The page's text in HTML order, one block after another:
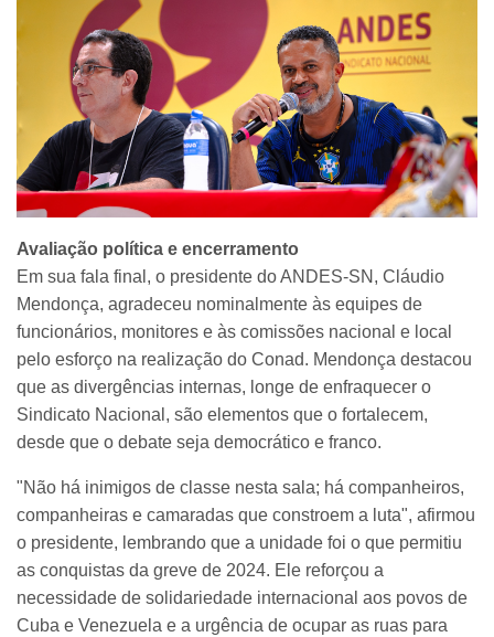
Avaliação política e encerramento
Em sua fala final, o presidente do ANDES-SN, Cláudio
Mendonça, agradeceu nominalmente às equipes de
funcionários, monitores e às comissões nacional e local
pelo esforço na realização do Conad. Mendonça destacou
que as divergências internas, longe de enfraquecer o
Sindicato Nacional, são elementos que o fortalecem,
desde que o debate seja democrático e franco.
"Não há inimigos de classe nesta sala; há companheiros,
companheiras e camaradas que constroem a luta", afirmou
o presidente, lembrando que a unidade foi o que permitiu
as conquistas da greve de 2024. Ele reforçou a
necessidade de solidariedade internacional aos povos de
Cuba e Venezuela e a urgência de ocupar as ruas para